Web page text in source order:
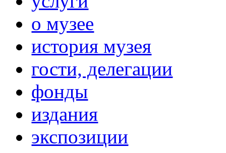
о музее
история музея
гости, делегации
фонды
издания
экспозиции